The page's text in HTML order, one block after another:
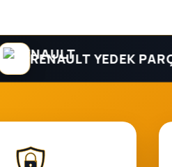
RENAULT YEDEK PARÇA ✦